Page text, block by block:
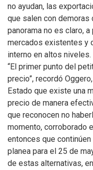
no ayudan, las
que salen con
panorama no es claro,
mercados existentes y
interno en altos niveles.
“El primer punto del
precio”, recordó
Estado que existe una
precio de manera
que reconocen no
momento, corroborado
entonces que
planea para el 25 de
de estas alternativas,